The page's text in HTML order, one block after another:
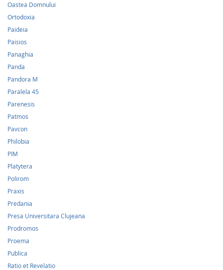
Oastea Domnului
Ortodoxia
Paideia
Paisios
Panaghia
Panda
Pandora M
Paralela 45
Parenesis
Patmos
Pavcon
Philobia
PIM
Platytera
Polirom
Praxis
Predania
Presa Universitara Clujeana
Prodromos
Proema
Publica
Ratio et Revelatio